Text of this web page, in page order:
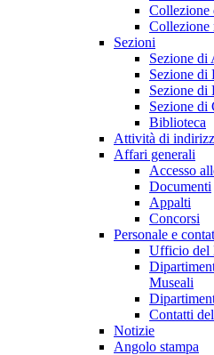
Collezione
Collezione
Sezioni
Sezione di
Sezione di
Sezione di
Sezione di
Biblioteca
Attività di
Affari generali
Accesso
Documenti
Appalti
Concorsi
Personale e
Ufficio del
Museali
Contatti
Notizie
Angolo stampa